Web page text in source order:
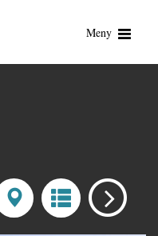
Meny